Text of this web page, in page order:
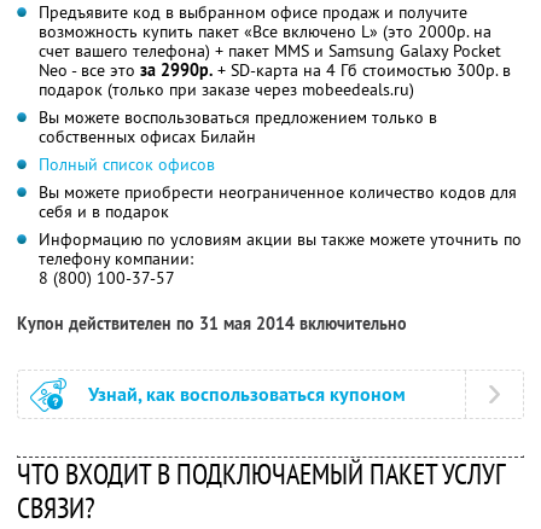
Предъявите код в выбранном офисе продаж и получите
возможность купить пакет «Все включено L» (это 2000р. на
счет вашего телефона) + пакет MMS и Samsung Galaxy Pocket
Neo - все это за 2990р. + SD-карта на 4 Гб стоимостью 300р. в
подарок (только при заказе через mobeedeals.ru)
Вы можете воспользоваться предложением только в
собственных офисах Билайн
Полный список офисов
Вы можете приобрести неограниченное количество кодов для
себя и в подарок
Информацию по условиям акции вы также можете уточнить по
телефону компании:
8 (800) 100-37-57
Купон действителен по 31 мая 2014 включительно
Узнай, как воспользоваться купоном
ЧТО ВХОДИТ В ПОДКЛЮЧАЕМЫЙ ПАКЕТ УСЛУГ
СВЯЗИ?